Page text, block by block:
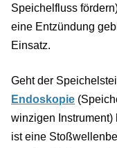
Speichelfluss
eine Entzündung
Einsatz.
Geht der
Endoskopie
winzigen Instrument)
ist eine